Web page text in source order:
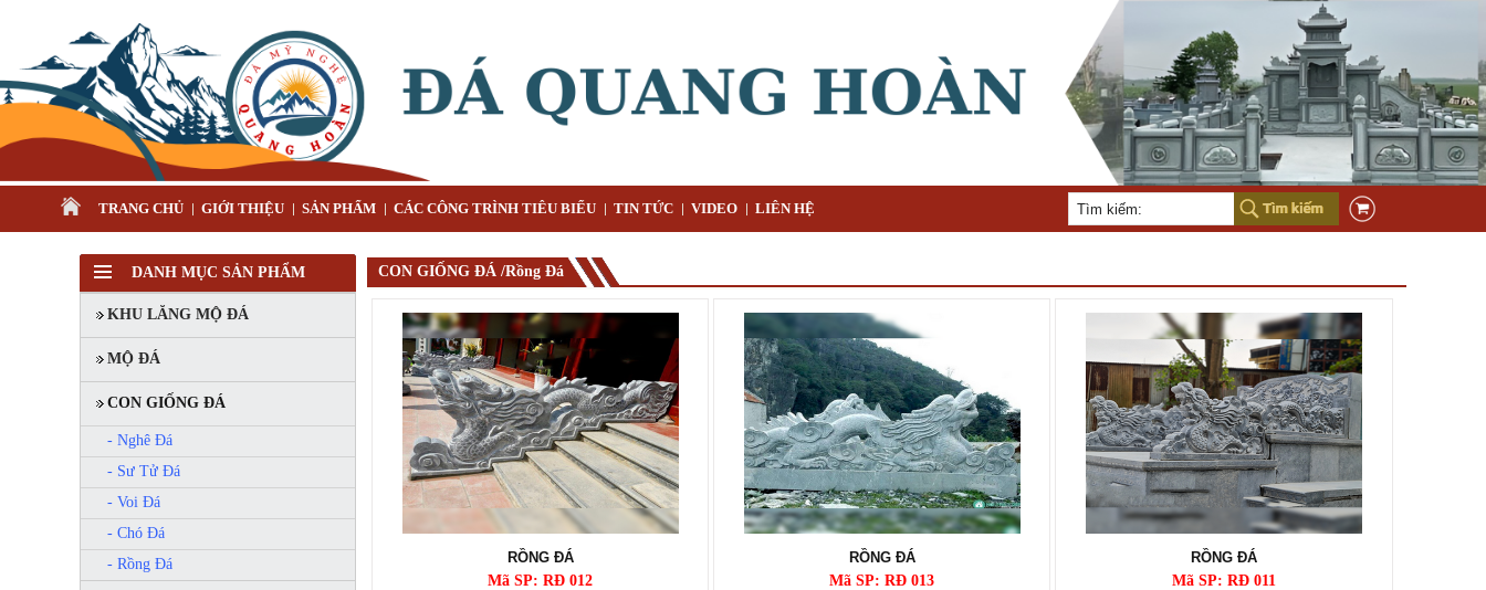
TRANG CHỦ GIỚI THIỆU SẢN PHẨM CÁC CÔNG TRÌNH TIÊU BIỂU TIN TỨC VIDEO LIÊN HỆ
DANH MỤC SẢN PHẨM
KHU LĂNG MỘ ĐÁ
MỘ ĐÁ
CON GIỐNG ĐÁ
- Nghê Đá
- Sư Tử Đá
- Voi Đá
- Chó Đá
- Rồng Đá
CON GIỐNG ĐÁ /Rồng Đá
RỒNG ĐÁ
Mã SP: RĐ 012
RỒNG ĐÁ
Mã SP: RĐ 013
RỒNG ĐÁ
Mã SP: RĐ 011